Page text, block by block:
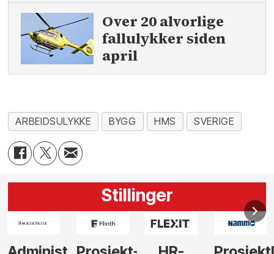
Over 20 alvorlige
fallulykker siden
april
ARBEIDSULYKKE BYGG HMS SVERIGE
Stillinger